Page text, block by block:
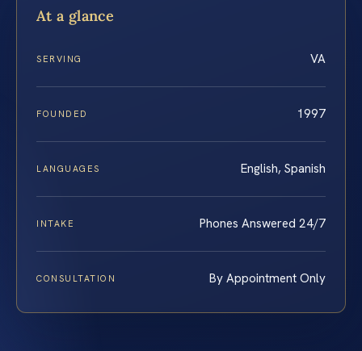
At a glance
SERVING VA
FOUNDED 1997
LANGUAGES English, Spanish
INTAKE Phones Answered 24/7
CONSULTATION By Appointment Only